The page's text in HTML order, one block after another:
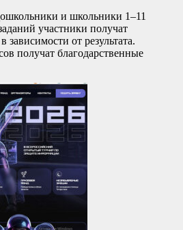
и школьники 1–11
участники получат
от результата.
получат благодарственные